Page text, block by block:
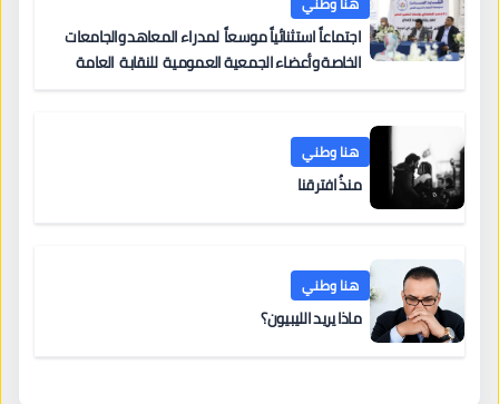
اجتماعاً استثنائياً موسعاً لمدراء المعاهد والجامعات
الخاصة وأعضاء الجمعية العمومية للنقابة العامة
هنا وطني
منذُ افترقنا
هنا وطني
ماذا يريد الليبيون؟